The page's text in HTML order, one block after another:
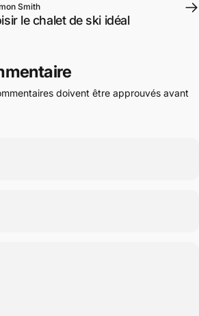
Smith
le chalet de ski idéal
doivent être approuvés avant